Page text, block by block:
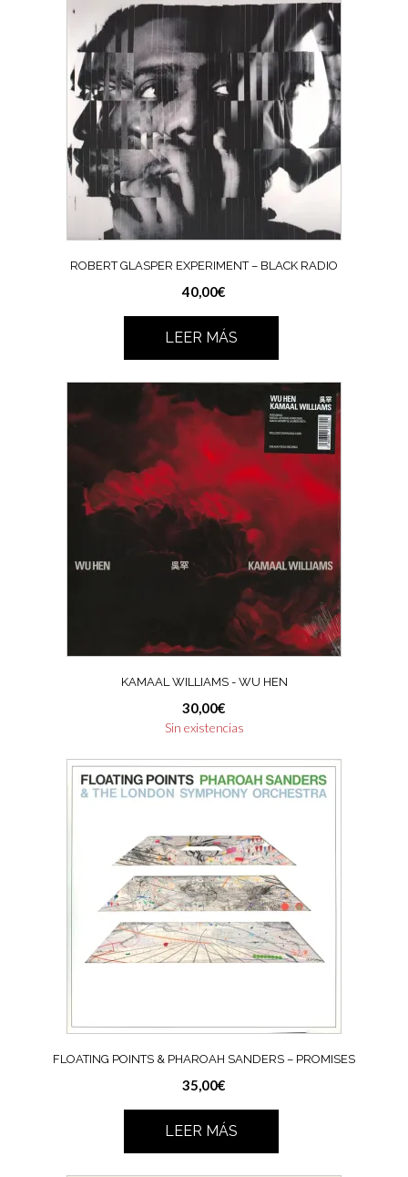
ROBERT GLASPER EXPERIMENT ‎– BLACK RADIO
40,00€
LEER MÁS
KAMAAL WILLIAMS ‎- WU HEN
30,00€
Sin existencias
FLOATING POINTS & PHAROAH SANDERS – PROMISES
35,00€
LEER MÁS